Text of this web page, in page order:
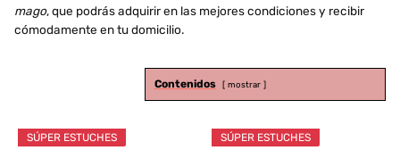
mago, que podrás adquirir en las mejores condiciones y recibir
cómodamente en tu domicilio.
Contenidos mostrar
SÚPER ESTUCHES SÚPER ESTUCHES